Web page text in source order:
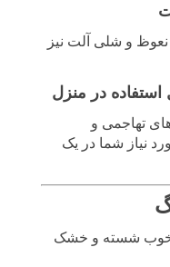
و شلی آلت نیز
تهاجمی و
نیاز شما در یک
خوب شسته و خشک